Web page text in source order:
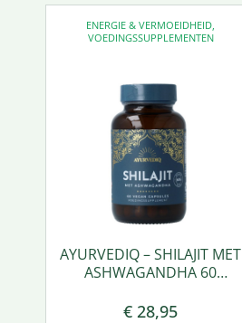
ENERGIE & VERMOEIDHEID,
VOEDINGSSUPPLEMENTEN
AYURVEDIQ – SHILAJIT MET
ASHWAGANDHA 60
€ 28,95